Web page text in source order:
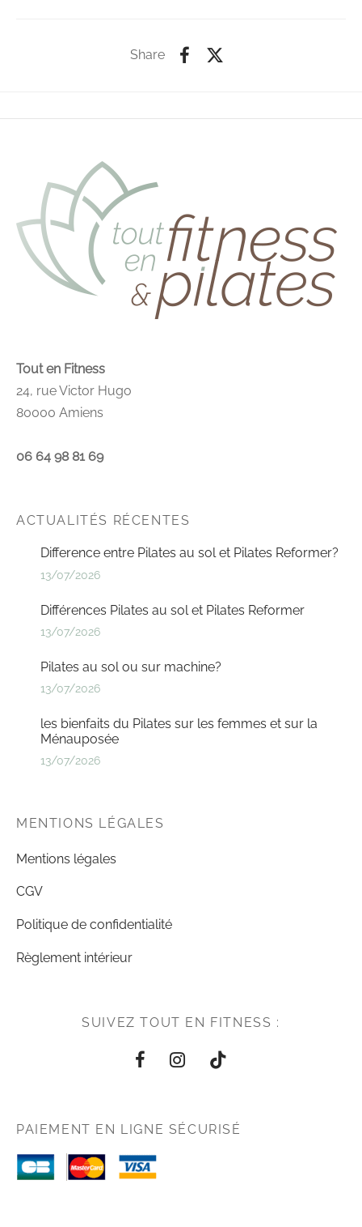
Share
Tout en Fitness
24, rue Victor Hugo
80000 Amiens
06 64 98 81 69
ACTUALITÉS RÉCENTES
Difference entre Pilates au sol et Pilates Reformer?
13/07/2026
Différences Pilates au sol et Pilates Reformer
13/07/2026
Pilates au sol ou sur machine?
13/07/2026
les bienfaits du Pilates sur les femmes et sur la
Ménauposée
13/07/2026
MENTIONS LÉGALES
Mentions légales
CGV
Politique de confidentialité
Règlement intérieur
SUIVEZ TOUT EN FITNESS :
PAIEMENT EN LIGNE SÉCURISÉ